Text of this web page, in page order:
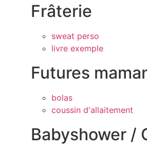
Frâterie
sweat perso
livre exemple
Futures
bolas
coussin d'allaitement
Babyshower /